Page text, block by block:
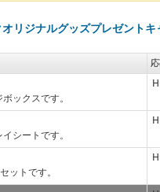
リジナルグッズプレゼントキ
ックスです。
シートです。
ットです。